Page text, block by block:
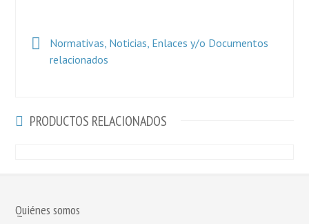
Normativas, Noticias, Enlaces y/o Documentos
relacionados
PRODUCTOS RELACIONADOS
Quiénes somos